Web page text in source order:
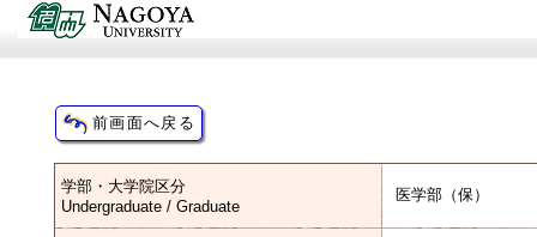
学部・大学院区分
Undergraduate / Graduate
医学部（保）